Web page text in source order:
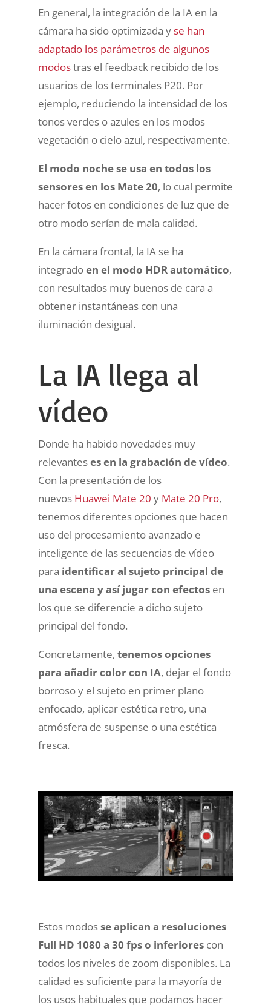
En general, la integración de la IA en la
cámara ha sido optimizada yse han
adaptado los parámetros de algunos
modostras el feedback recibido de los
usuarios de los terminales P20. Por
ejemplo, reduciendo la intensidad de los
tonos verdes o azules en los modos
vegetación o cielo azul, respectivamente.
El modo noche se usa en todos los
sensores en los Mate 20, lo cual permite
hacer fotos en condiciones de luz que de
otro modo serían de mala calidad.
En la cámara frontal, la IA se ha
integradoen el modo HDR automático,
con resultados muy buenos de cara a
obtener instantáneas con una
iluminación desigual.
La IA llega al
vídeo
Donde ha habido novedades muy
relevanteses en la grabación de vídeo.
Con la presentación de los
nuevos Huawei Mate 20 y Mate 20 Pro,
tenemos diferentes opciones que hacen
uso del procesamiento avanzado e
inteligente de las secuencias de vídeo
para identificar al sujeto principal de
una escena y así jugar con efectosen
los que se diferencie a dicho sujeto
principal del fondo.
Concretamente, tenemos opciones
para añadir color con IA, dejar el fondo
borroso y el sujeto en primer plano
enfocado, aplicar estética retro, una
atmósfera de suspense o una estética
fresca.
Estos modosse aplican a resoluciones
Full HD 1080 a 30 fps o inferiorescon
todos los niveles de zoom disponibles. La
calidad es suficiente para la mayoría de
los usos habituales que podamos hacer